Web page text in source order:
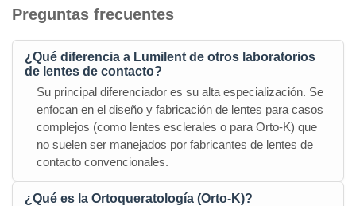
Preguntas frecuentes
¿Qué diferencia a Lumilent de otros laboratorios
de lentes de contacto?
Su principal diferenciador es su alta especialización. Se
enfocan en el diseño y fabricación de lentes para casos
complejos (como lentes esclerales o para Orto-K) que
no suelen ser manejados por fabricantes de lentes de
contacto convencionales.
¿Qué es la Ortoqueratología (Orto-K)?